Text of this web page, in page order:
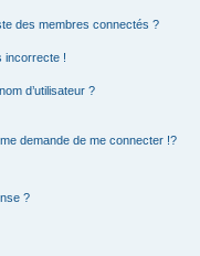
des membres connectés ?
incorrecte !
d’utilisateur ?
demande de me connecter !?
?